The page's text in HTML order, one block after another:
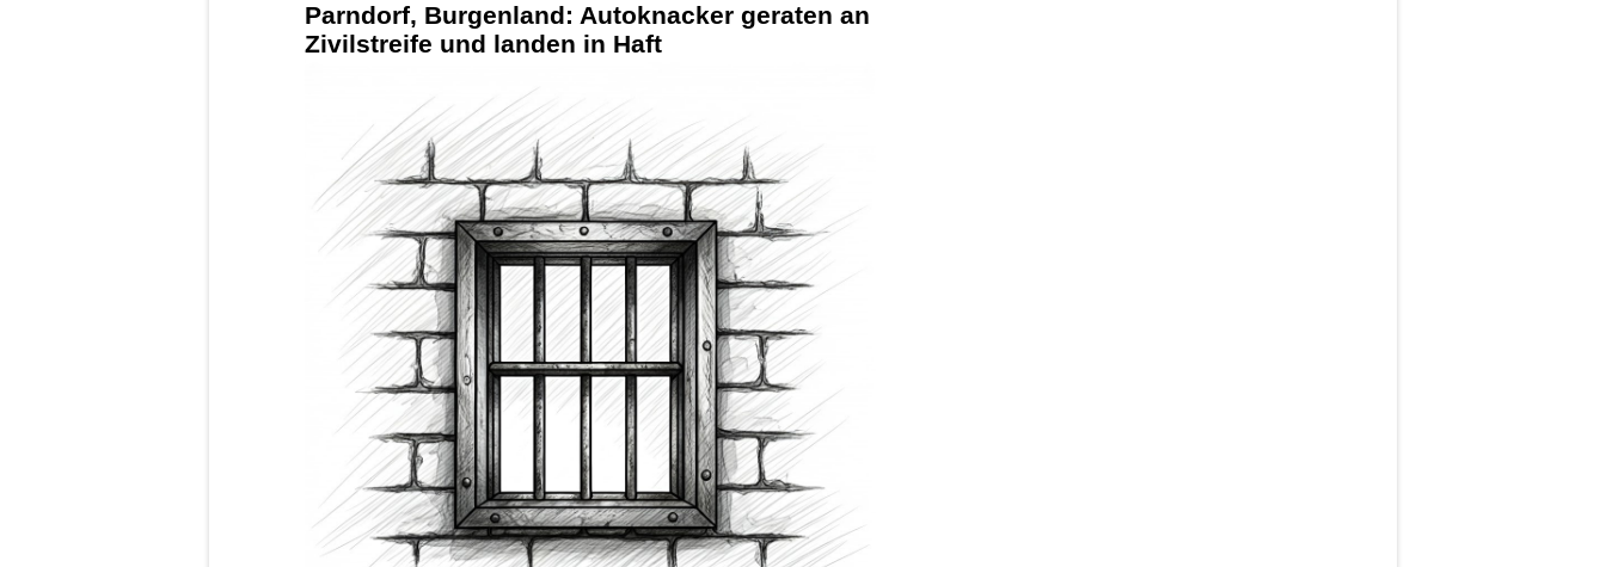
Parndorf, Burgenland: Autoknacker geraten an
Zivilstreife und landen in Haft